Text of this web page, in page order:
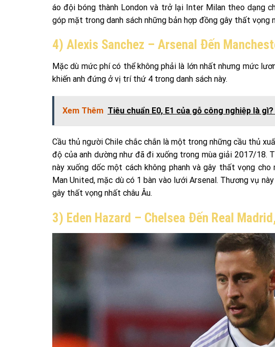
áo đội bóng thành London và trở lại Inter Milan theo dạng
góp mặt trong danh sách những bản hợp đồng gây thất vọng
4) Alexis Sanchez – Arsenal Đến
Mặc dù mức phí có thể không phải là lớn nhất nhưng mức
khiến anh đứng ở vị trí thứ 4 trong danh sách này.
Xem Thêm Tiêu chuẩn E0, E1 của gỗ công nghiệp là
Cầu thủ người Chile chắc chắn là một trong những cầu thủ
độ của anh dường như đã đi xuống trong mùa giải 2017/18.
này xuống dốc một cách không phanh và gây thất vọng
Man United, mặc dù có 1 bàn vào lưới Arsenal. Thương vụ
gây thất vọng nhất châu Âu.
3) Eden Hazard – Chelsea Đến Real